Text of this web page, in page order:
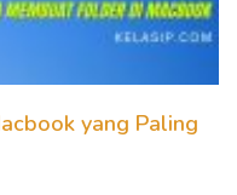
yang Paling